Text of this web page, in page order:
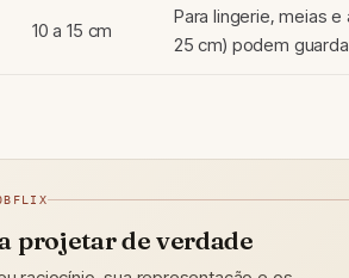
10 a 15 cm
Para lingerie, meias
25 cm) podem
projetar de verdade